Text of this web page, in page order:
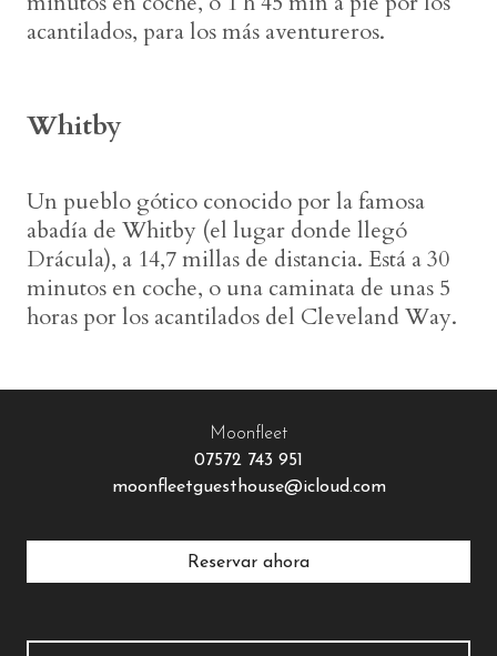
acantilados, para los más aventureros.
Whitby
Un pueblo gótico conocido por la famosa
abadía de Whitby (el lugar donde llegó
Drácula), a 14,7 millas de distancia. Está a 30
minutos en coche, o una caminata de unas 5
horas por los acantilados del Cleveland Way.
Moonfleet
07572 743 951
moonfleetguesthouse@icloud.com
Reservar ahora